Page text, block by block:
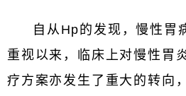
自从Hp的发现，慢性胃
重视以来，临床上对慢性胃
疗方案亦发生了重大的转向